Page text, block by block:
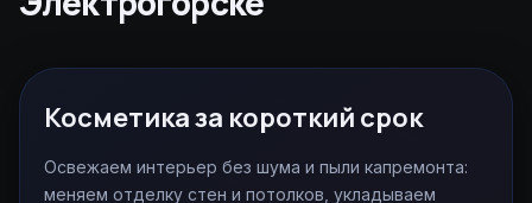
Косметика за короткий срок
Освежаем интерьер без шума и пыли капремонта:
меняем отделку стен и потолков, укладываем